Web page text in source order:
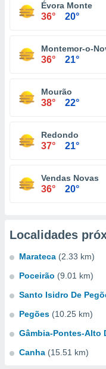
Évora Monte
36° 20°
Montemor-o-
36° 21°
Mourão
38° 22°
Redondo
37° 21°
Vendas Novas
36° 20°
Localidades
Marateca (2.33 km)
Poceirão (9.01 km)
Santo Isidro De
Pegões (10.25 km)
Gâmbia-Pontes-Alto
Canha (15.51 km)